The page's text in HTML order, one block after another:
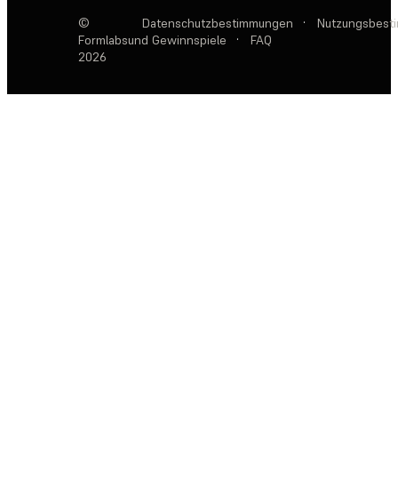
©
Formlabs
2026
Datenschutzbestimmungen ·
und Gewinnspiele
· FAQ